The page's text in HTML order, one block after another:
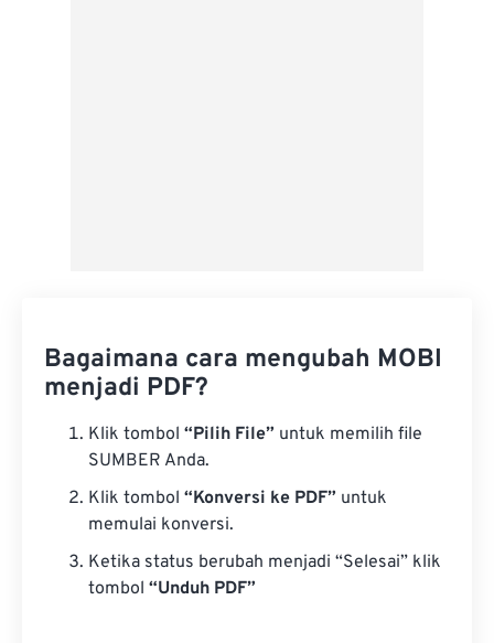
Bagaimana cara mengubah MOBI
menjadi PDF?
Klik tombol “Pilih File” untuk memilih file
SUMBER Anda.
Klik tombol “Konversi ke PDF” untuk
memulai konversi.
Ketika status berubah menjadi “Selesai” klik
tombol “Unduh PDF”